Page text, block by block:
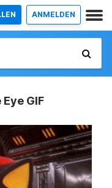
ANMELDEN
GIF